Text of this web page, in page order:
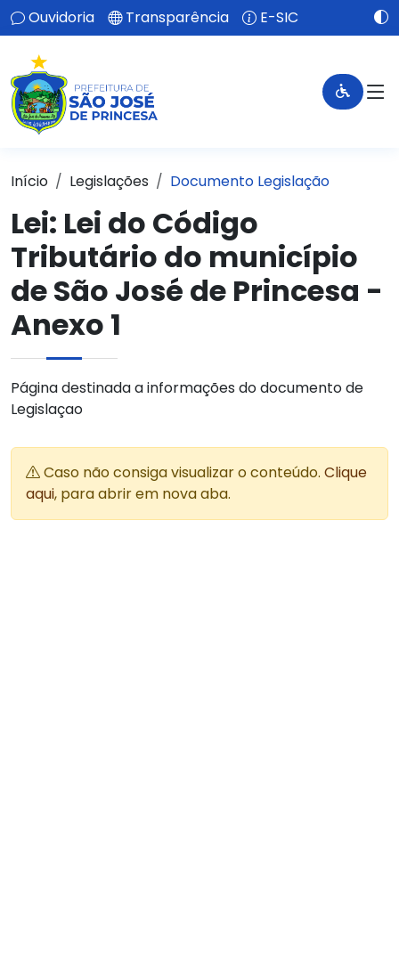
Ouvidoria Transparência E-SIC
Início Legislações Documento Legislação
Lei: Lei do Código
Tributário do município
de São José de Princesa -
Anexo 1
Página destinada a informações do documento de
Legislaçao
Caso não consiga visualizar o conteúdo. Clique
aqui, para abrir em nova aba.